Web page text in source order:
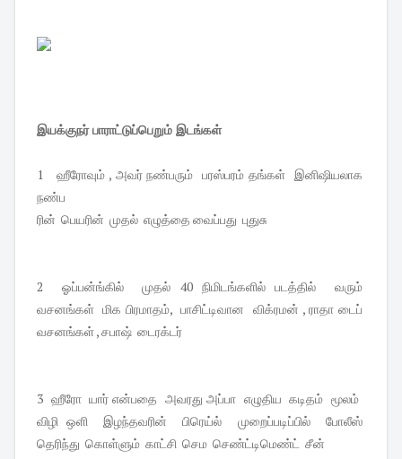
இயக்குநர் பாராட்டுப்பெறும் இடங்கள்
1 ஹீரோவும் , அவர் நண்பரும் பரஸ்பரம் தங்கள் இனிஷியலாக
நண்ப
ரின் பெயரின் முதல் எழுத்தை வைப்பது புதுசு
2 ஓப்பன்ங்கில் முதல் 40 நிமிடங்களில் படத்தில் வரும்
வசனங்கள் மிக பிரமாதம், பாசிட்டிவான விக்ரமன் , ராதா டைப்
வசனங்கள் , சபாஷ் டைரக்டர்
3 ஹீரோ யார் என்பதை அவரது அப்பா எழுதிய கடிதம் மூலம்
விழி ஒளி இழந்தவரின் பிரெய்ல் முறைப்படிப்பில் போலீஸ்
தெரிந்து கொள்ளும் காட்சி செம செண்ட்டிமெண்ட் சீன்